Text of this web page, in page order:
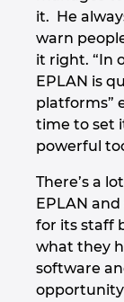
it. He
warn
it right. “In
EPLAN is
platforms”
time to set
powerful
There’s a
EPLAN
for its staff
what they
software